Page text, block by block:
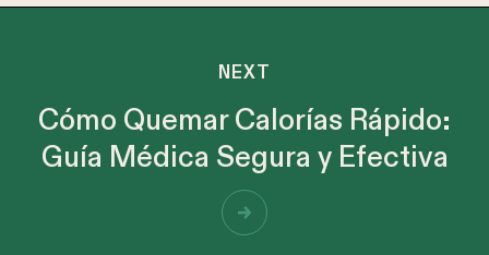
NEXT
Cómo Quemar Calorías Rápido:
Guía Médica Segura y Efectiva